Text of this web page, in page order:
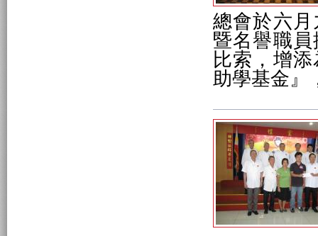
總會於六
暨名譽職
比索，增
助學基金』